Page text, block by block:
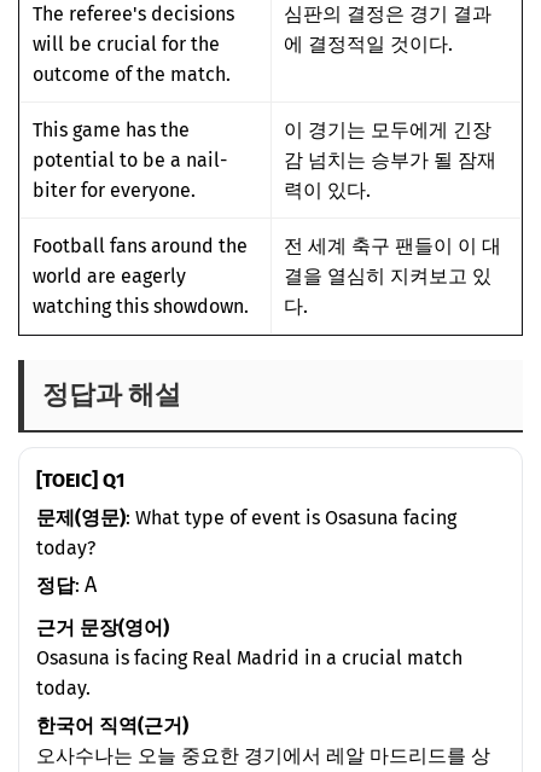
The referee's decisions
will be crucial for the
outcome of the match.
심판의 결정은 경기 결과
에 결정적일 것이다.
This game has the
potential to be a nail-
biter for everyone.
이 경기는 모두에게 긴장
감 넘치는 승부가 될 잠재
력이 있다.
Football fans around the
world are eagerly
watching this showdown.
전 세계 축구 팬들이 이 대
결을 열심히 지켜보고 있
다.
정답과 해설
[TOEIC] Q1
문제(영문): What type of event is Osasuna facing
today?
정답: A
근거 문장(영어)
Osasuna is facing Real Madrid in a crucial match
today.
한국어 직역(근거)
오사수나는 오늘 중요한 경기에서 레알 마드리드를 상